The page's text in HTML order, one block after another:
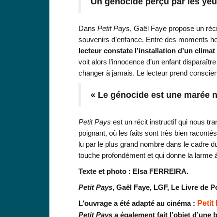
Dans Petit Pays, Gaël Faye propose un
souvenirs d’enfance. Entre des moments
lecteur constate l’installation d’un
voit alors l’innocence d’un enfant
changer à jamais. Le lecteur prend
« Le génocide est une marée
Petit Pays est un récit instructif qui nous
poignant, où les faits sont très bien
lu par le plus grand nombre dans le cadre
touche profondément et qui donne la larme
Texte et photo : Elsa FERREIRA.
Petit Pays, Gaël Faye, LGF, Le Livre de
L’ouvrage a été adapté au cinéma : Petit
Petit Pays a également fait l’objet d’une